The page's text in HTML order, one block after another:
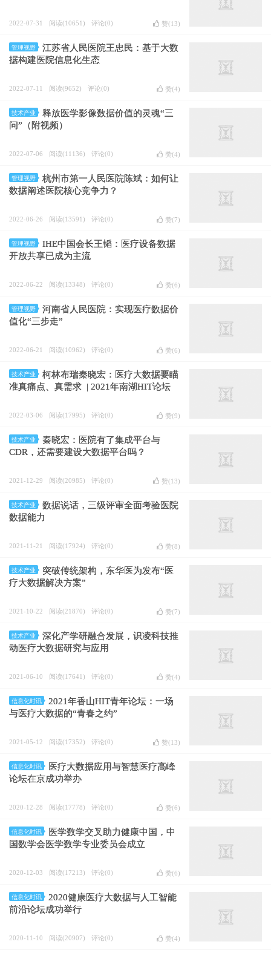
2022-07-31 阅读(10651) 评论(0) 赞(13)
管理视野
江苏省人民医院王忠民：基于大数
据构建医院信息化生态
2022-07-11 阅读(9652) 评论(0) 赞(4)
技术产业
释放医学影像数据价值的灵魂“三
问”（附视频）
2022-07-06 阅读(11136) 评论(0) 赞(4)
管理视野
杭州市第一人民医院陈斌：如何让
数据阐述医院核心竞争力？
2022-06-26 阅读(13591) 评论(0) 赞(7)
管理视野
IHE中国会长王韬：医疗设备数据
开放共享已成为主流
2022-06-22 阅读(13348) 评论(0) 赞(6)
管理视野
河南省人民医院：实现医疗数据价
值化“三步走”
2022-06-21 阅读(10962) 评论(0) 赞(6)
技术产业
柯林布瑞秦晓宏：医疗大数据要瞄
准真痛点、真需求 | 2021年南湖HIT论坛
2022-03-06 阅读(17995) 评论(0) 赞(9)
技术产业
秦晓宏：医院有了集成平台与
CDR，还需要建设大数据平台吗？
2021-12-29 阅读(20985) 评论(0) 赞(13)
技术产业
数据说话，三级评审全面考验医院
数据能力
2021-11-21 阅读(17924) 评论(0) 赞(8)
技术产业
突破传统架构，东华医为发布“医
疗大数据解决方案”
2021-10-22 阅读(21870) 评论(0) 赞(7)
技术产业
深化产学研融合发展，识凌科技推
动医疗大数据研究与应用
2021-06-10 阅读(17641) 评论(0) 赞(4)
信息化时讯
2021年香山HIT青年论坛：一场
与医疗大数据的“青春之约”
2021-05-12 阅读(17352) 评论(0) 赞(13)
信息化时讯
医疗大数据应用与智慧医疗高峰
论坛在京成功举办
2020-12-28 阅读(17778) 评论(0) 赞(6)
信息化时讯
医学数学交叉助力健康中国，中
国数学会医学数学专业委员会成立
2020-12-03 阅读(17213) 评论(0) 赞(6)
信息化时讯
2020健康医疗大数据与人工智能
前沿论坛成功举行
2020-11-10 阅读(20907) 评论(0) 赞(4)